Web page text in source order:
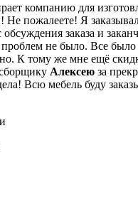
компанию для
Не пожалеете! Я
заказа и
не было. Все было
К тому же мне ещё
Алексею за
Всю мебель буду